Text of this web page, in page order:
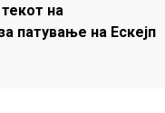
на
патување на Ескејп